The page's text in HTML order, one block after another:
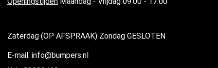
Zaterdag (OP AFSPRAAK) Zondag GESLOTEN
E-mail: info@bumpers.nl